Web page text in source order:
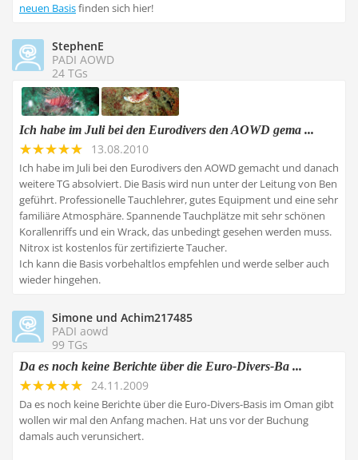
neuen Basisfinden sich hier!
StephenE
PADI AOWD
24 TGs
Ich habe im Juli bei den Eurodivers den AOWD gema ...
13.08.2010
Ich habe im Juli bei den Eurodivers den AOWD gemacht und danach
weitere TG absolviert. Die Basis wird nun unter der Leitung von Ben
geführt. Professionelle Tauchlehrer, gutes Equipment und eine sehr
familiäre Atmosphäre. Spannende Tauchplätze mit sehr schönen
Korallenriffs und ein Wrack, das unbedingt gesehen werden muss.
Nitrox ist kostenlos für zertifizierte Taucher.
Ich kann die Basis vorbehaltlos empfehlen und werde selber auch
wieder hingehen.
Simone und Achim217485
PADI aowd
99 TGs
Da es noch keine Berichte über die Euro-Divers-Ba ...
24.11.2009
Da es noch keine Berichte über die Euro-Divers-Basis im Oman gibt
wollen wir mal den Anfang machen. Hat uns vor der Buchung
damals auch verunsichert.